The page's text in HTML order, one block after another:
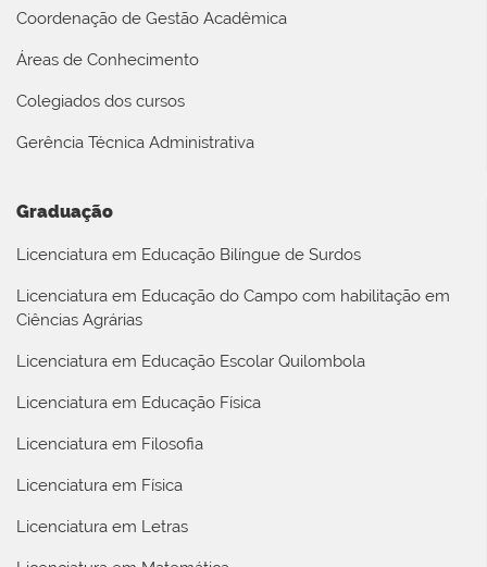
Coordenação de Gestão Acadêmica
Áreas de Conhecimento
Colegiados dos cursos
Gerência Técnica Administrativa
Graduação
Licenciatura em Educação Bilíngue de Surdos
Licenciatura em Educação do Campo com habilitação em
Ciências Agrárias
Licenciatura em Educação Escolar Quilombola
Licenciatura em Educação Física
Licenciatura em Filosofia
Licenciatura em Física
Licenciatura em Letras